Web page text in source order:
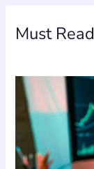
Must Read